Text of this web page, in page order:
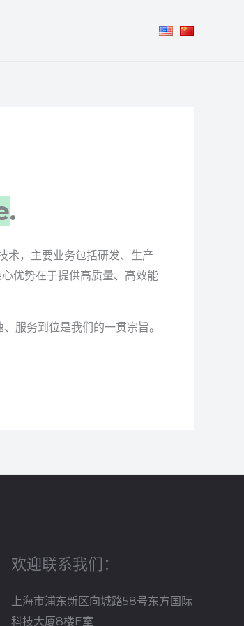
.
术，主要业务包括研发、生产
优势在于提供高质量、高效能
服务到位是我们的一贯宗旨。
欢迎联系我们：
上海市浦东新区向城路58号东方国际
科技大厦8楼E室